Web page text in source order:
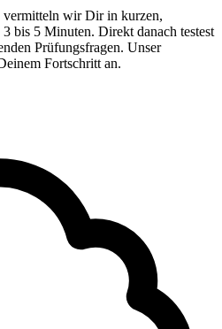
vermitteln wir Dir in kurzen,
bis 5 Minuten. Direkt danach testest
Prüfungsfragen. Unser
Fortschritt an.